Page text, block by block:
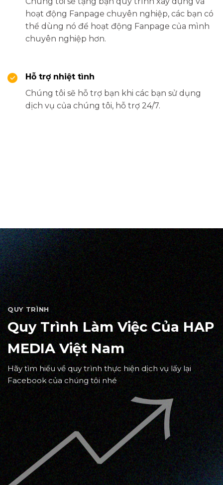
hoạt động Fanpage chuyên nghiệp, các bạn có
thể dùng nó để hoạt động Fanpage của mình
chuyên nghiệp hơn.
Hỗ trợ nhiệt tình
Chúng tôi sẽ hỗ trợ bạn khi các bạn sử dụng
dịch vụ của chúng tôi, hỗ trợ 24/7.
QUY TRÌNH
Quy Trình Làm Việc Của HAP
MEDIA Việt Nam
Hãy tìm hiểu về quy trình thực hiện dịch vụ lấy lại
Facebook của chúng tôi nhé